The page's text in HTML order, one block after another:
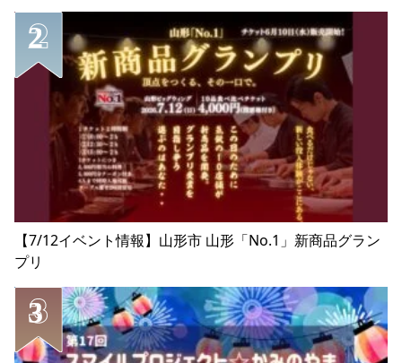
【7/12イベント情報】山形市 山形「No.1」新商品グラン
プリ